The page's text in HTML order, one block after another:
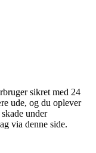
sikret med 24
ude, og du oplever
under
via denne side.